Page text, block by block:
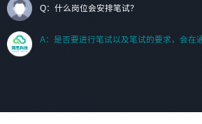
Q：什么岗位会安排笔试？
A：是否要进行笔试以及笔试的要求，会在